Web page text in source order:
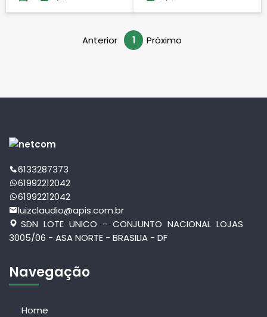
BRASILIA
Anterior 1 Próximo
6133287373
61992212042
61992212042
luizclaudio@apis.com.br
SDN LOTE UNICO - CONJUNTO NACIONAL LOJAS
3005/06 - ASA NORTE - BRASILIA - DF
Navegação
Home